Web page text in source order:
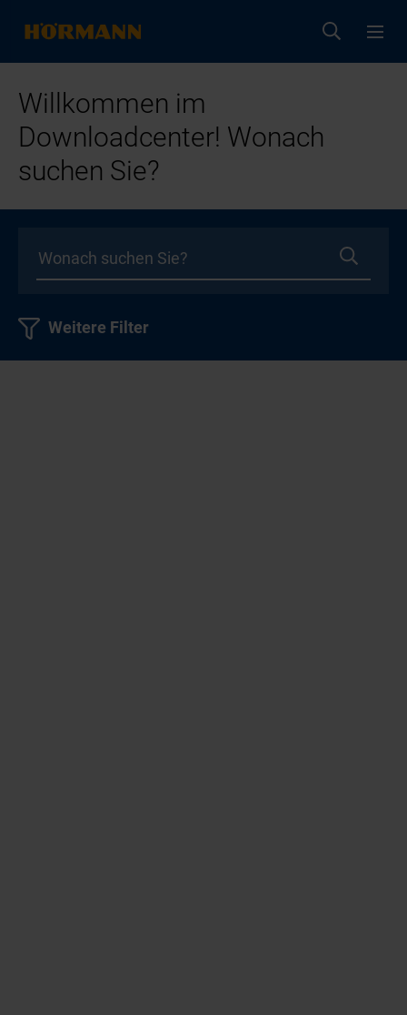
Willkommen im
Downloadcenter! Wonach
suchen Sie?
Weitere Filter